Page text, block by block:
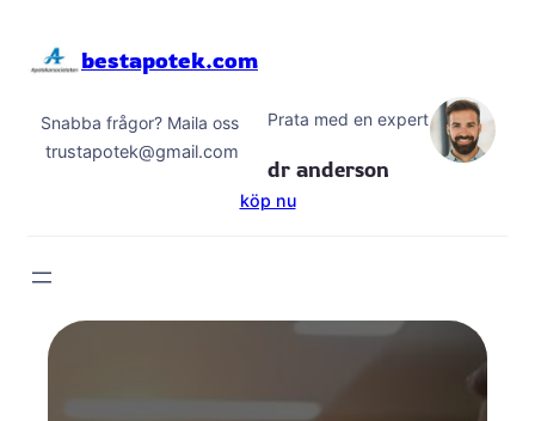
bestapotek.com
Snabba frågor? Maila oss
trustapotek@gmail.com
Prata med en expert
dr anderson
köp nu